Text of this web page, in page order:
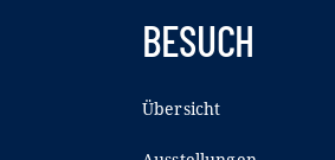
BESUCH
Übersicht